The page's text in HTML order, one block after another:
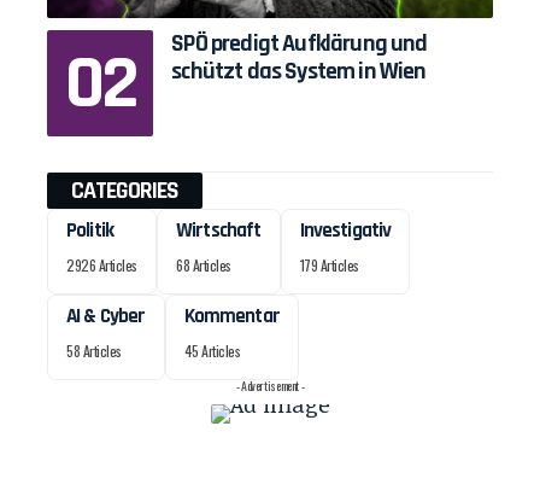
SPÖ predigt Aufklärung und
schützt das System in Wien
CATEGORIES
Politik
2926 Articles
Wirtschaft
68 Articles
Investigativ
179 Articles
AI & Cyber
58 Articles
Kommentar
45 Articles
- Advertisement -